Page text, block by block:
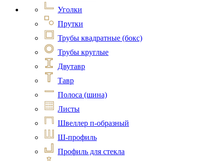
Уголки
Прутки
Трубы квадратные (бокс)
Трубы круглые
Двутавр
Тавр
Полоса (шина)
Листы
Швеллер п-образный
Ш-профиль
Профиль для стекла